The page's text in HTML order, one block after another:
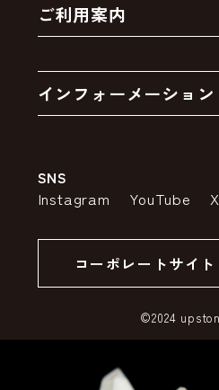
クーポン
卸販売・大量注文
アウトレットセール
ご利用案内
お支払いについて
インフォーメーション
特定商取引法の表示
SSLサーバー証明書とは
SNS
Instagram YouTube X
コーポレートサイト
©2024